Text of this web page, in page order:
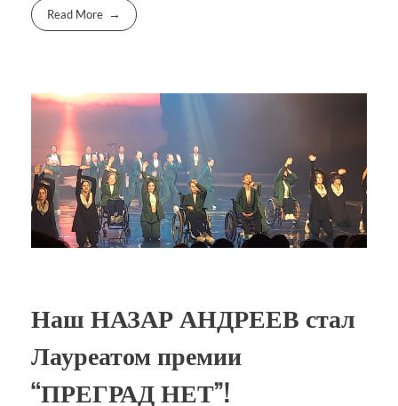
Read More
Наш НАЗАР АНДРЕЕВ стал
Лауреатом премии
“ПРЕГРАД НЕТ”!